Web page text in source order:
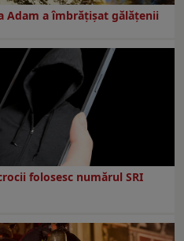
Adam a îmbrățișat gălățenii
folosesc numărul SRI